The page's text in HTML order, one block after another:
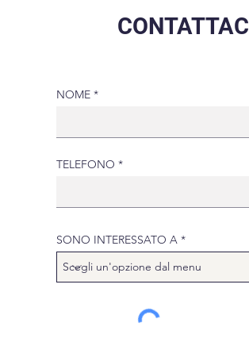
NOME
TELEFONO
SONO INTERESSATO A